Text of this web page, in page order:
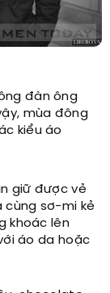
đàn ông
mùa đông
kiểu áo
giữ được vẻ
cùng sơ-mi kẻ
khoác lên
áo da hoặc